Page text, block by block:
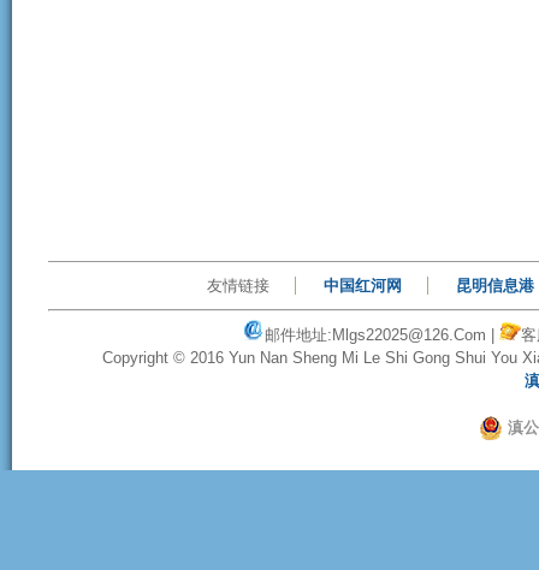
友情链接 中国红河网 昆明信息港
邮件地址:Mlgs22025@126.com |
Copyright © 2016Yun Nan Sheng Mi Le Shi Gong Shui You
滇